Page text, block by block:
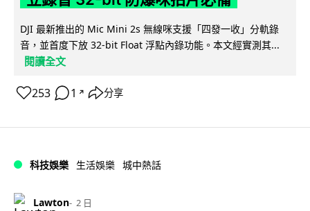
DJI 最新推出的 Mic Mini 2s 無線咪支援「四發一收」分軌錄
音，並首度下放 32-bit Float 浮點內錄功能。本文經實測其...
閱讀全文
253 1 ↗ 分享
科技娛樂 生活娛樂 城中熱話
Lawton 2 日